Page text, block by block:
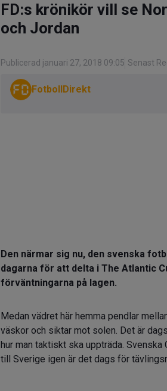
FD:s krönikör vill se
och Jordan
Publicerad januari 27, 2018 09:05 Senast
FotbollDirekt
Den närmar sig nu, den svenska
dagarna för att delta i The Atlantic
förväntningarna på lagen.
Medan vädret här hemma pendlar
väskor och siktar mot solen. Det är
hur man taktiskt ska uppträda.
till Sverige igen är det dags för